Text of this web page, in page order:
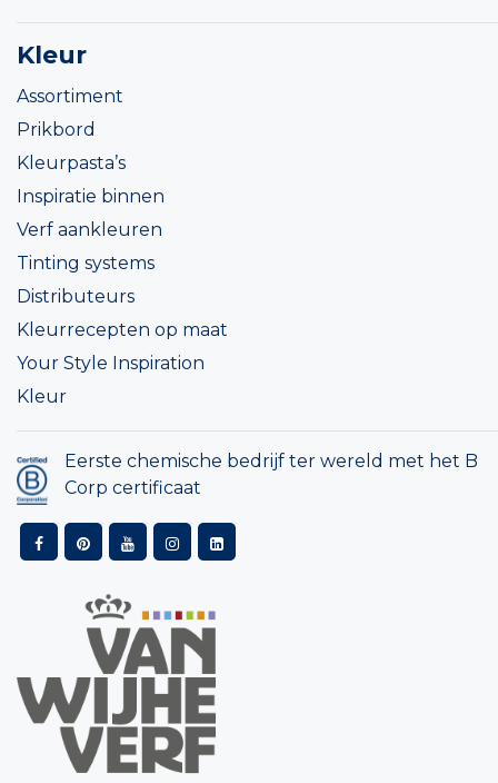
Kleur
Assortiment
Prikbord
Kleurpasta’s
Inspiratie binnen
Verf aankleuren
Tinting systems
Distributeurs
Kleurrecepten op maat
Your Style Inspiration
Kleur
Eerste chemische bedrijf ter wereld met het B
Corp certificaat